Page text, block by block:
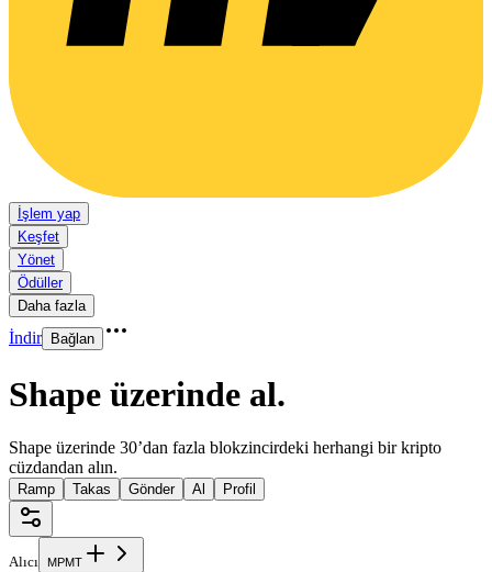
İşlem yap
Keşfet
Yönet
Ödüller
Daha fazla
İndir Bağlan
Shape üzerinde al.
Shape üzerinde 30’dan fazla blokzincirdeki herhangi bir kripto
cüzdandan alın.
Ramp Takas Gönder Al Profil
Alıcı MPMT